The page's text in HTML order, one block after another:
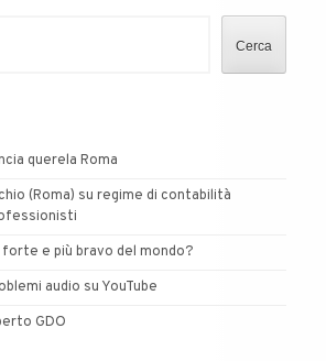
Cerca
querela Roma
(Roma) su regime di contabilità
forte e più bravo del mondo?
audio su YouTube
GDO